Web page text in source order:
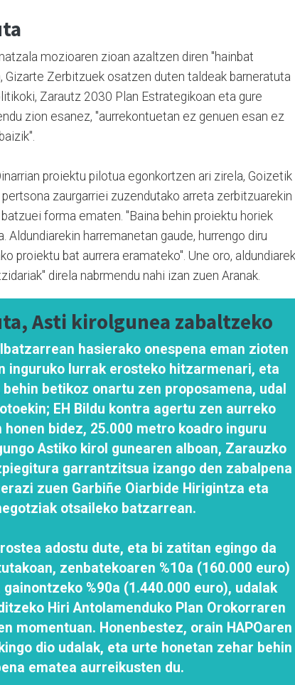
mozioaren zioan azaltzen diren "hainbat
Gizarte Zerbitzuek osatzen duten taldeak barneratuta
Zarautz 2030 Plan Estrategikoan eta gure
zion esanez, "aurrekontuetan ez genuen esan ez
proiektu pilotua egonkortzen ari zirela, Goizetik
zaurgarriei zuzendutako arreta zerbitzuarekin
forma ematen. "Baina behin proiektu horiek
Aldundiarekin harremanetan gaude, hurrengo diru
proiektu bat aurrera eramateko". Une oro,
direla nabrmendu nahi izan zuen Aranak.
Asti kirolgunea zabaltzeko
hasierako onespena eman zioten
inguruko lurrak erosteko hitzarmenari, eta
betikoz onartu zen proposamena, udal
EH Bildu kontra agertu zen aurreko
bidez, 25.000 metro koadro inguru
Astiko kirol gunearen alboan, Zarauzko
garrantzitsua izango den zabalpena
zuen Garbiñe Oiarbide Hirigintza eta
otsaileko batzarrean.
adostu dute, eta bi zatitan egingo da
zenbatekoaren %10a (160.000 euro)
%90a (1.440.000 euro), udalak
Hiri Antolamenduko Plan Orokorraren
momentuan. Honenbestez, orain HAPOaren
dio udalak, eta urte honetan zehar behin
ematea aurreikusten du.